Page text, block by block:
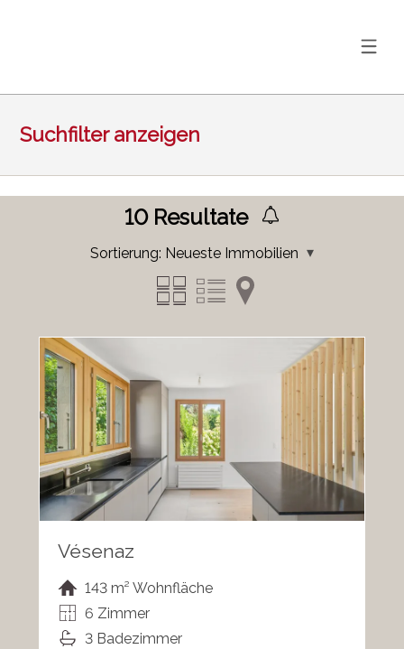
Suchfilter anzeigen
10Resultate
Sortierung: Neueste Immobilien
Vésenaz
143 m² Wohnfläche
6 Zimmer
3 Badezimmer